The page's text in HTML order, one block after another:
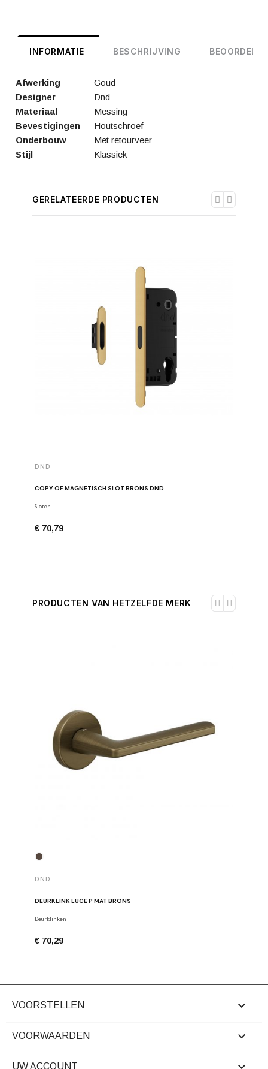
INFORMATIE BESCHRIJVING
Afwerking
Goud
Designer
Dnd
Materiaal
Messing
Bevestigingen
Houtschroef
Onderbouw
Met retourveer
Stijl
Klassiek
GERELATEERDE PRODUCTEN
DND
COPY OF MAGNETISCH SLOT BRONS DND
Sloten
€ 70,79
PRODUCTEN VAN HETZELFDE MERK
DND
DEURKLINK LUCE P MAT BRONS
Deurklinken
€ 70,29
VOORSTELLEN 
VOORWAARDEN 
UW ACCOUNT